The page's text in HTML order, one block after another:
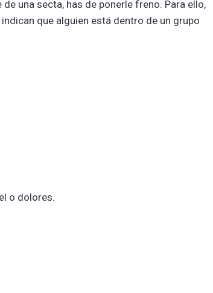
una secta, has de ponerle freno. Para ello,
que alguien está dentro de un grupo
o dolores.